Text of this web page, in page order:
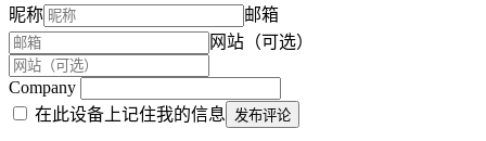
昵称
邮箱
网站（可选）
Company
在此设备上记住我的信息 发布评论